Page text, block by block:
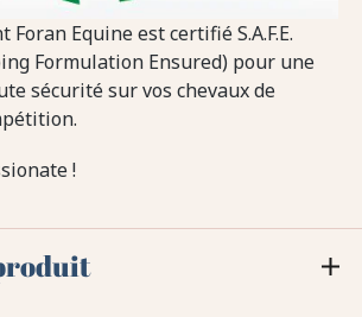
Foran Equine est certifié S.A.F.E.
Formulation Ensured) pour une
sécurité sur vos chevaux de
!